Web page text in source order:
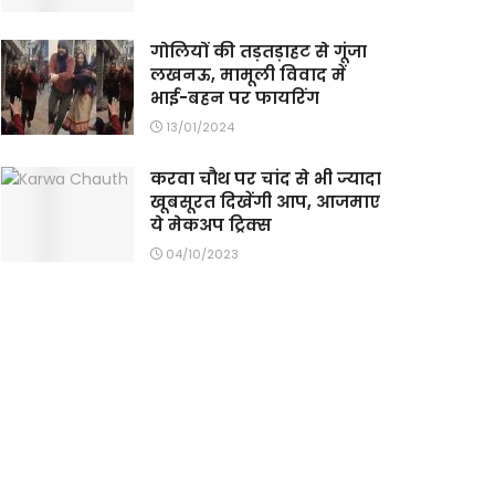
गोलियों की तड़तड़ाहट से गूंजा
लखनऊ, मामूली विवाद में
भाई-बहन पर फायरिंग
13/01/2024
करवा चौथ पर चांद से भी ज्यादा
खूबसूरत दिखेंगी आप, आजमाए
ये मेकअप ट्रिक्‍स
04/10/2023